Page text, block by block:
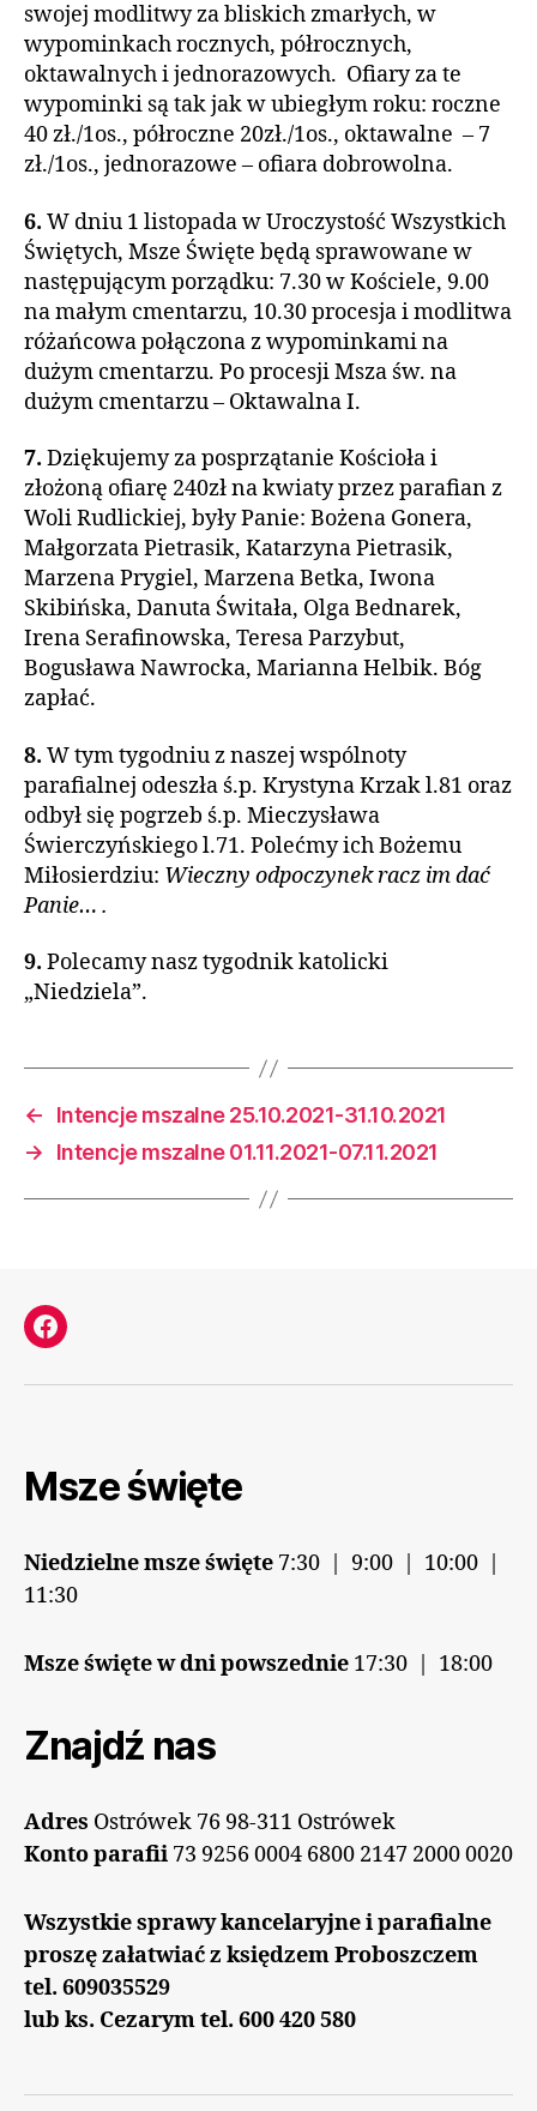
swojej modlitwy za bliskich zmarłych, w
wypominkach rocznych, półrocznych,
oktawalnych i jednorazowych. Ofiary za te
wypominki są tak jak w ubiegłym roku: roczne
40 zł./1os., półroczne 20zł./1os., oktawalne – 7
zł./1os., jednorazowe – ofiara dobrowolna.
6. W dniu 1 listopada w Uroczystość Wszystkich
Świętych, Msze Święte będą sprawowane w
następującym porządku: 7.30 w Kościele, 9.00
na małym cmentarzu, 10.30 procesja i modlitwa
różańcowa połączona z wypominkami na
dużym cmentarzu. Po procesji Msza św. na
dużym cmentarzu – Oktawalna I.
7. Dziękujemy za posprzątanie Kościoła i
złożoną ofiarę 240zł na kwiaty przez parafian z
Woli Rudlickiej, były Panie: Bożena Gonera,
Małgorzata Pietrasik, Katarzyna Pietrasik,
Marzena Prygiel, Marzena Betka, Iwona
Skibińska, Danuta Świtała, Olga Bednarek,
Irena Serafinowska, Teresa Parzybut,
Bogusława Nawrocka, Marianna Helbik. Bóg
zapłać.
8. W tym tygodniu z naszej wspólnoty
parafialnej odeszła ś.p. Krystyna Krzak l.81 oraz
odbył się pogrzeb ś.p. Mieczysława
Świerczyńskiego l.71. Polećmy ich Bożemu
Miłosierdziu: Wieczny odpoczynek racz im dać
Panie… .
9. Polecamy nasz tygodnik katolicki
„Niedziela”.
←
Intencje mszalne 25.10.2021-31.10.2021
→
Intencje mszalne 01.11.2021-07.11.2021
Facebook
Msze święte
Niedzielne msze święte 7:30 | 9:00 | 10:00 |
11:30
Msze święte w dni powszednie 17:30 | 18:00
Znajdź nas
Adres Ostrówek 76 98-311 Ostrówek
Konto parafii 73 9256 0004 6800 2147 2000 0020
Wszystkie sprawy kancelaryjne i parafialne
proszę załatwiać z księdzem Proboszczem
tel. 609035529
lub ks. Cezarym tel. 600 420 580